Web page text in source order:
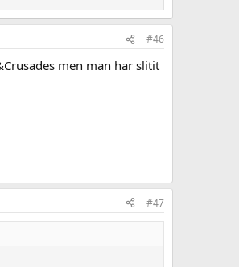
#46
men man har slitit
#47